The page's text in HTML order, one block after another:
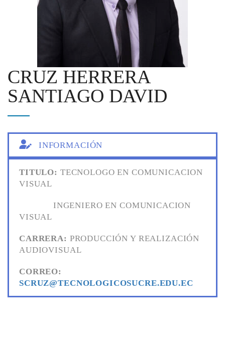
CRUZ HERRERA
SANTIAGO DAVID
INFORMACIÓN
TITULO: TECNOLOGO EN COMUNICACION
VISUAL
INGENIERO EN COMUNICACION
VISUAL
CARRERA: PRODUCCIÓN Y REALIZACIÓN
AUDIOVISUAL
CORREO:
SCRUZ@TECNOLOGICOSUCRE.EDU.EC